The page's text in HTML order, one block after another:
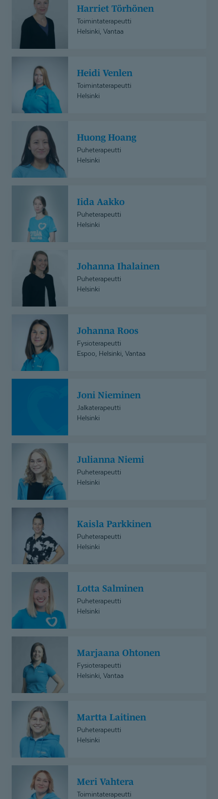
Törhönen
Harriet Törhönen
Toimintaterapeutti
Helsinki, Vantaa
Venlen
Heidi Venlen
Toimintaterapeutti
Helsinki
Huong
Hoang
Huong Hoang
Puheterapeutti
Helsinki
Iida Aakko
Puheterapeutti
Helsinki
Johanna
Ihalainen
Johanna Ihalainen
Puheterapeutti
Helsinki
Johanna
Johanna Roos
Fysioterapeutti
Espoo, Helsinki, Vantaa
Joni Nieminen
Jalkaterapeutti
Helsinki
Julianna
Niemi
Julianna Niemi
Puheterapeutti
Helsinki
Parkkinen
Kaisla Parkkinen
Puheterapeutti
Helsinki
Salminen
Lotta Salminen
Puheterapeutti
Helsinki
Marjaana
Ohtonen
Marjaana Ohtonen
Fysioterapeutti
Helsinki, Vantaa
Laitinen
Martta Laitinen
Puheterapeutti
Helsinki
Vahtera
Meri Vahtera
Toimintaterapeutti